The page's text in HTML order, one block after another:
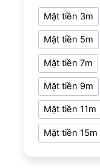
Mặt tiền 3m
Mặt tiền 5m
Mặt tiền 7m
Mặt tiền 9m
Mặt tiền 11m
Mặt tiền 15m